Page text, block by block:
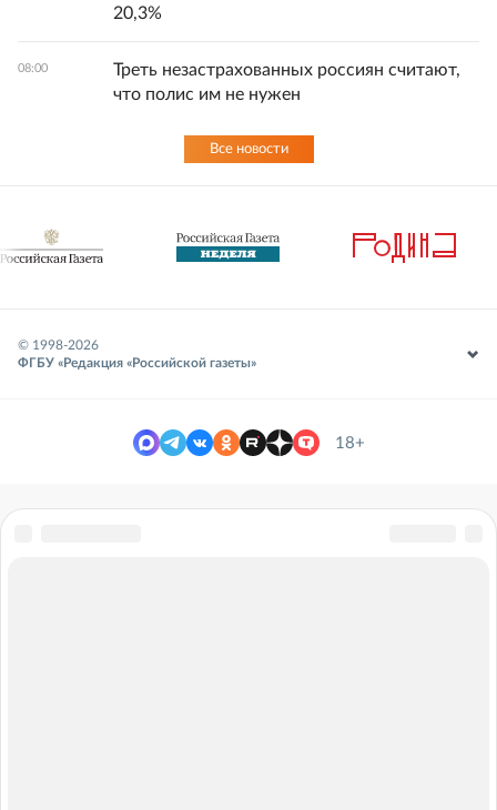
20,3%
08:00
Треть незастрахованных россиян считают,
что полис им не нужен
Все новости
© 1998-2026
ФГБУ «Редакция «Российской газеты»
18+